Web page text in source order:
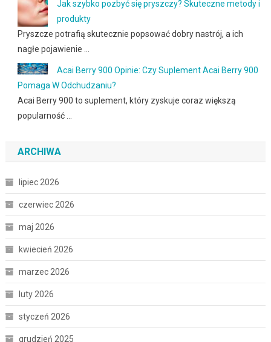
Jak szybko pozbyć się pryszczy? Skuteczne metody i
produkty
Pryszcze potrafią skutecznie popsować dobry nastrój, a ich
nagłe pojawienie …
Acai Berry 900 Opinie: Czy Suplement Acai Berry 900
Pomaga W Odchudzaniu?
Acai Berry 900 to suplement, który zyskuje coraz większą
popularność …
ARCHIWA
lipiec 2026
czerwiec 2026
maj 2026
kwiecień 2026
marzec 2026
luty 2026
styczeń 2026
grudzień 2025